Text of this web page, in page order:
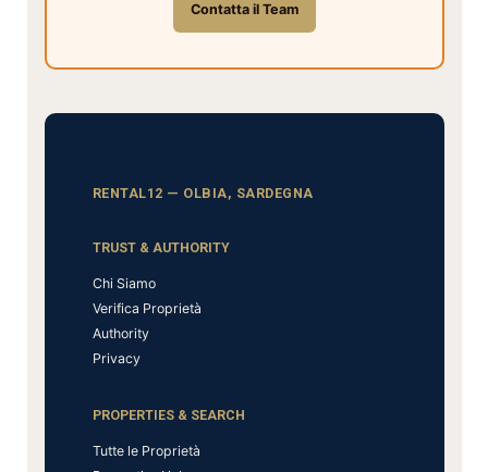
Contatta il Team
RENTAL12 — OLBIA, SARDEGNA
TRUST & AUTHORITY
Chi Siamo
Verifica Proprietà
Authority
Privacy
PROPERTIES & SEARCH
Tutte le Proprietà